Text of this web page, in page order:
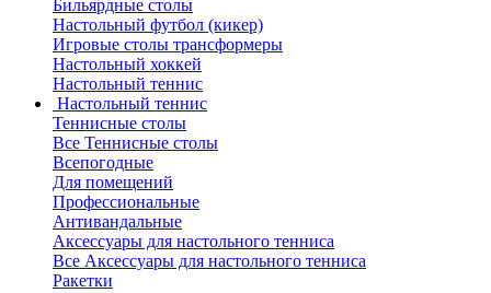
Бильярдные столы
Настольный футбол (кикер)
Игровые столы трансформеры
Настольный хоккей
Настольный теннис
Настольный теннис
Теннисные столы
Все Теннисные столы
Всепогодные
Для помещений
Профессиональные
Антивандальные
Аксессуары для настольного тенниса
Все Аксессуары для настольного тенниса
Ракетки